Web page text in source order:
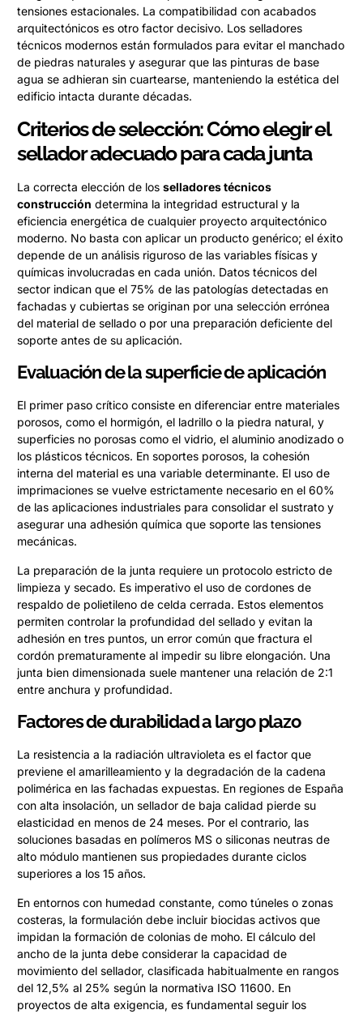
tensiones estacionales. La compatibilidad con acabados
arquitectónicos es otro factor decisivo. Los selladores
técnicos modernos están formulados para evitar el manchado
de piedras naturales y asegurar que las pinturas de base
agua se adhieran sin cuartearse, manteniendo la estética del
edificio intacta durante décadas.
Criterios de selección: Cómo elegir el
sellador adecuado para cada junta
La correcta elección de los selladores técnicos
construcción determina la integridad estructural y la
eficiencia energética de cualquier proyecto arquitectónico
moderno. No basta con aplicar un producto genérico; el éxito
depende de un análisis riguroso de las variables físicas y
químicas involucradas en cada unión. Datos técnicos del
sector indican que el 75% de las patologías detectadas en
fachadas y cubiertas se originan por una selección errónea
del material de sellado o por una preparación deficiente del
soporte antes de su aplicación.
Evaluación de la superficie de aplicación
El primer paso crítico consiste en diferenciar entre materiales
porosos, como el hormigón, el ladrillo o la piedra natural, y
superficies no porosas como el vidrio, el aluminio anodizado o
los plásticos técnicos. En soportes porosos, la cohesión
interna del material es una variable determinante. El uso de
imprimaciones se vuelve estrictamente necesario en el 60%
de las aplicaciones industriales para consolidar el sustrato y
asegurar una adhesión química que soporte las tensiones
mecánicas.
La preparación de la junta requiere un protocolo estricto de
limpieza y secado. Es imperativo el uso de cordones de
respaldo de polietileno de celda cerrada. Estos elementos
permiten controlar la profundidad del sellado y evitan la
adhesión en tres puntos, un error común que fractura el
cordón prematuramente al impedir su libre elongación. Una
junta bien dimensionada suele mantener una relación de 2:1
entre anchura y profundidad.
Factores de durabilidad a largo plazo
La resistencia a la radiación ultravioleta es el factor que
previene el amarilleamiento y la degradación de la cadena
polimérica en las fachadas expuestas. En regiones de España
con alta insolación, un sellador de baja calidad pierde su
elasticidad en menos de 24 meses. Por el contrario, las
soluciones basadas en polímeros MS o siliconas neutras de
alto módulo mantienen sus propiedades durante ciclos
superiores a los 15 años.
En entornos con humedad constante, como túneles o zonas
costeras, la formulación debe incluir biocidas activos que
impidan la formación de colonias de moho. El cálculo del
ancho de la junta debe considerar la capacidad de
movimiento del sellador, clasificada habitualmente en rangos
del 12,5% al 25% según la normativa ISO 11600. En
proyectos de alta exigencia, es fundamental seguir los